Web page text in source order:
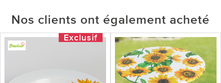
Nos clients ont également acheté
Exclusif